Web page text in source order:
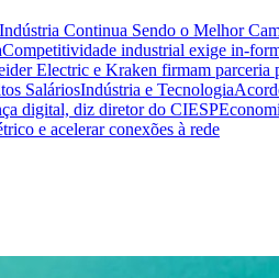
Continua Sendo o Melhor
Competitividade industrial exige in-
Electric e Kraken firmam parceria
SaláriosIndústria e Tecnologia
digital, diz diretor do CIESP
e acelerar conexões à rede